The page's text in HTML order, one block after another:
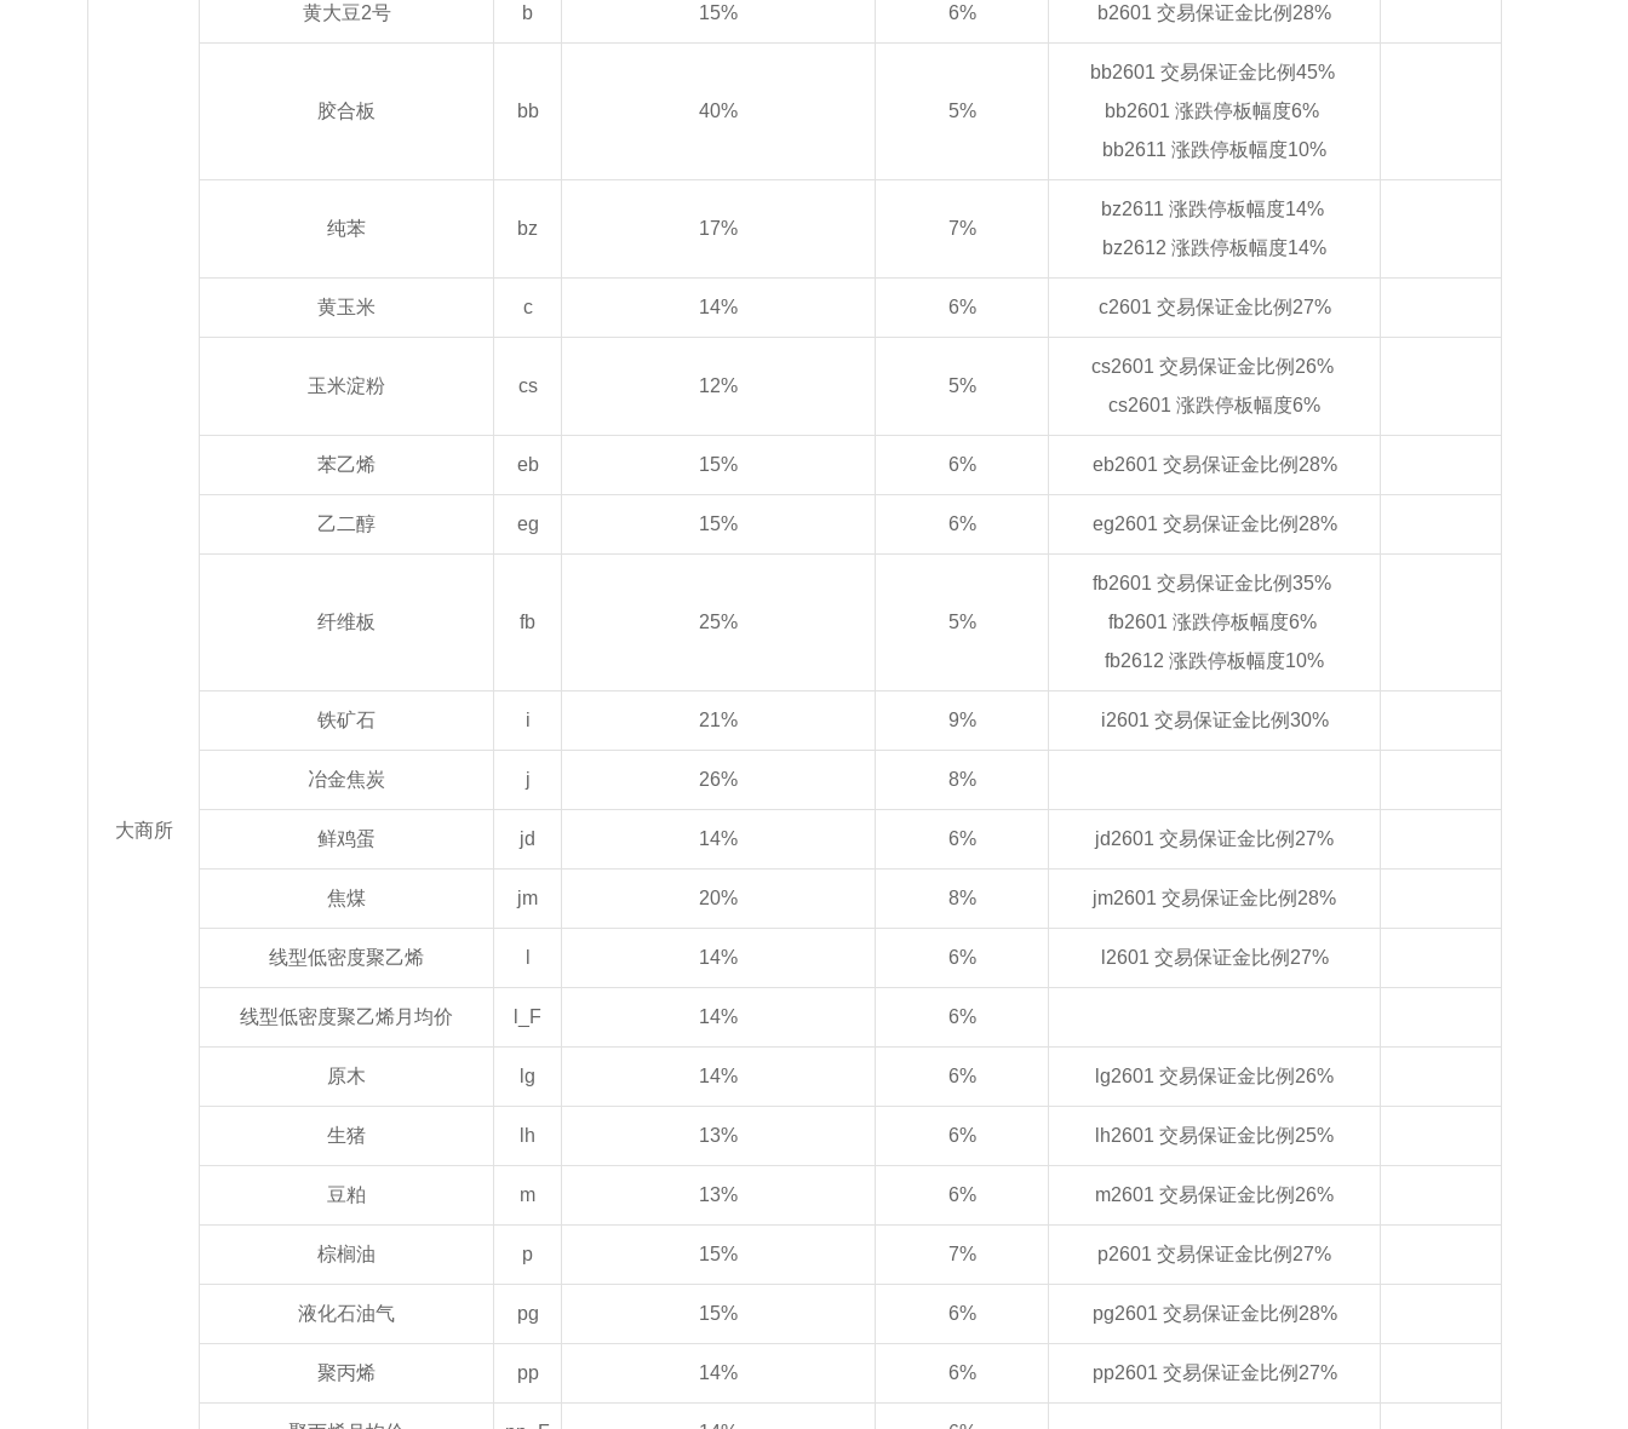
大商所
黄大豆2号 b 15% 6% b2601 交易保证金比例28%
胶合板 bb 40% 5%
bb2601 交易保证金比例45%
bb2601 涨跌停板幅度6%
bb2611 涨跌停板幅度10%
纯苯 bz 17% 7%
bz2611 涨跌停板幅度14%
bz2612 涨跌停板幅度14%
黄玉米 c 14% 6% c2601 交易保证金比例27%
玉米淀粉 cs 12% 5%
cs2601 交易保证金比例26%
cs2601 涨跌停板幅度6%
苯乙烯 eb 15% 6% eb2601 交易保证金比例28%
乙二醇 eg 15% 6% eg2601 交易保证金比例28%
纤维板 fb 25% 5%
fb2601 交易保证金比例35%
fb2601 涨跌停板幅度6%
fb2612 涨跌停板幅度10%
铁矿石 i 21% 9% i2601 交易保证金比例30%
冶金焦炭 j 26% 8%
鲜鸡蛋 jd 14% 6% jd2601 交易保证金比例27%
焦煤 jm 20% 8% jm2601 交易保证金比例28%
线型低密度聚乙烯 14% 6% l2601 交易保证金比例27%
线型低密度聚乙烯月均价 l_F 14% 6%
原木 lg 14% 6% lg2601 交易保证金比例26%
生猪 lh 13% 6% lh2601 交易保证金比例25%
豆粕 m 13% 6% m2601 交易保证金比例26%
棕榈油 p 15% 7% p2601 交易保证金比例27%
液化石油气 pg 15% 6% pg2601 交易保证金比例28%
聚丙烯 pp 14% 6% pp2601 交易保证金比例27%